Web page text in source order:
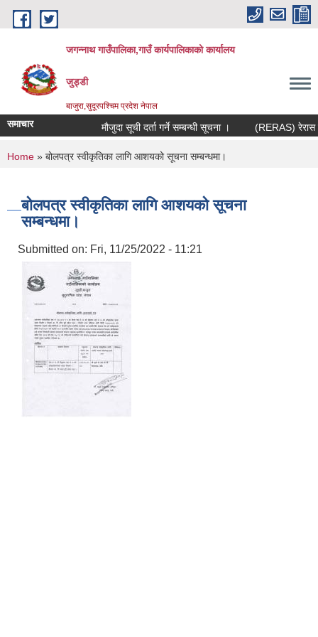
Skip to main content
जगन्नाथ गाउँपालिका,गाउँ कार्यपालिकाको कार्यालय
जुड्डी
बाजुरा,सुदूरपश्चिम प्रदेश नेपाल
समाचार मौजुदा सूची दर्ता गर्ने सम्बन्धी सूचना । (RERAS) रेरास
You are here
Home » बोलपत्र स्वीकृतिका लागि आशयको सूचना सम्बन्धमा।
बोलपत्र स्वीकृतिका लागि आशयको सूचना
सम्बन्धमा।
Submitted on: Fri, 11/25/2022 - 11:21